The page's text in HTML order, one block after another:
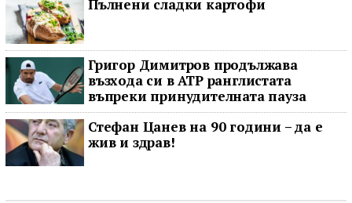
Пълнени сладки картофи
Григор Димитров продължава
възхода си в ATP ранглистата
въпреки принудителната пауза
Стефан Цанев на 90 години – да е
жив и здрав!